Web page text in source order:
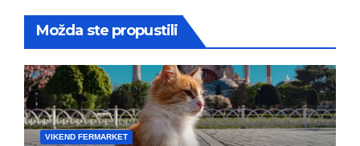
Možda ste propustili
VIKEND FERMARKET